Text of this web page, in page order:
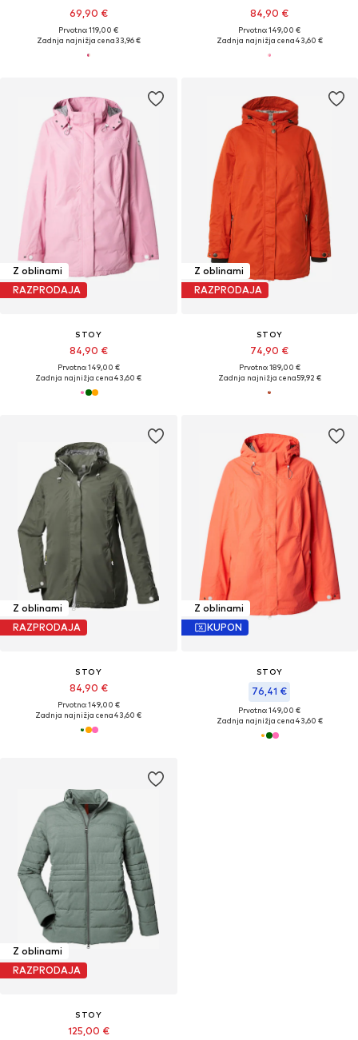
69,90 €
Prvotno: 119,00 €
Zadnja najnižja cena33,96 €
84,90 €
Prvotno: 149,00 €
Zadnja najnižja cena43,60 €
Z oblinami
RAZPRODAJA
STOY
84,90 €
Prvotno: 149,00 €
Zadnja najnižja cena43,60 €
Z oblinami
RAZPRODAJA
STOY
74,90 €
Prvotno: 189,00 €
Zadnja najnižja cena59,92 €
Z oblinami
RAZPRODAJA
STOY
84,90 €
Prvotno: 149,00 €
Zadnja najnižja cena43,60 €
Z oblinami
KUPON
STOY
76,41 €
Prvotno: 149,00 €
Zadnja najnižja cena43,60 €
Z oblinami
RAZPRODAJA
STOY
125,00 €